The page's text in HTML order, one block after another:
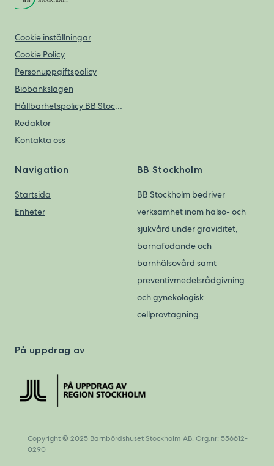
Cookie inställningar
Cookie Policy
Personuppgiftspolicy
Biobankslagen
Hållbarhetspolicy BB Stockholm
Redaktör
Kontakta oss
Navigation
Startsida
Enheter
BB Stockholm
BB Stockholm bedriver
verksamhet inom hälso- och
sjukvård under graviditet,
barnafödande och
barnhälsovård samt
preventivmedelsrådgivning
och gynekologisk
cellprovtagning.
På uppdrag av
Copyright © 2025 Barnbördshuset Stockholm AB. Org.nr: 556612-
0290